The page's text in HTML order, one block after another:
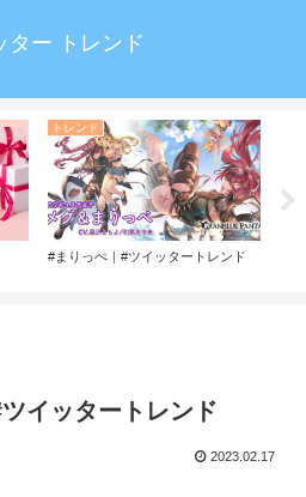
ター トレンド
トレンド
#まりっぺ｜#ツイッタートレンド
イッタートレンド
2023.02.17